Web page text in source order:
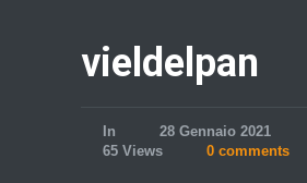
vieldelpan
In 28 Gennaio 2021
65 Views
0 comments